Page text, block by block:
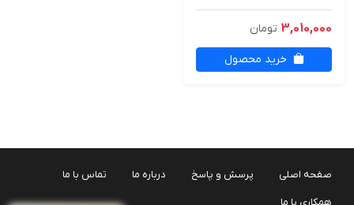
3,010,000 تومان
خرید محصول
صفحه اصلی پرسش و پاسخ درباره ما تماس با ما
همکاری با ما